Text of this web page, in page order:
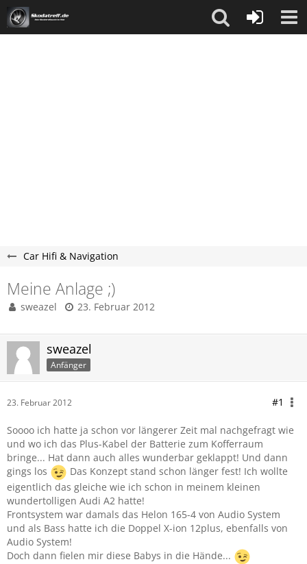
Car Hifi & Navigation
Meine Anlage ;)
sweazel 23. Februar 2012
sweazel
Anfänger
23. Februar 2012 #1
Soooo ich hatte ja schon vor längerer Zeit mal nachgefragt wie
und wo ich das Plus-Kabel der Batterie zum Kofferraum
bringe... Hat dann auch alles wunderbar geklappt! Und dann
gings los
Das Konzept stand schon länger fest! Ich wollte
eigentlich das gleiche wie ich schon in meinem kleinen
wundertolligen Audi A2 hatte!
Frontsystem war damals das Helon 165-4 von Audio System
und als Bass hatte ich die Doppel X-ion 12plus, ebenfalls von
Audio System!
Doch dann fielen mir diese Babys in die Hände...